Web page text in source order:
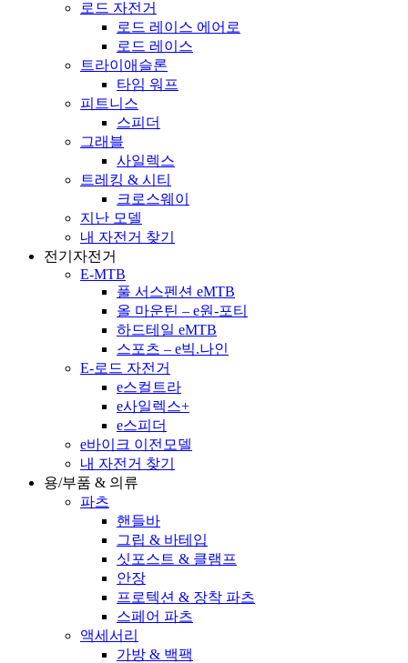
로드 자전거
로드 레이스 에어로
로드 레이스
트라이애슬론
타임 워프
피트니스
스피더
그래블
사일렉스
트레킹 & 시티
크로스웨이
지난 모델
내 자전거 찾기
전기자전거
E-MTB
풀 서스펜션 eMTB
올 마운틴 – e원-포티
하드테일 eMTB
스포츠 – e빅.나인
E-로드 자전거
e스컬트라
e사일렉스+
e스피더
e바이크 이전모델
내 자전거 찾기
용/부품 & 의류
파츠
핸들바
그립 & 바테입
싯포스트 & 클램프
안장
프로텍션 & 장착 파츠
스페어 파츠
액세서리
가방 & 백팩